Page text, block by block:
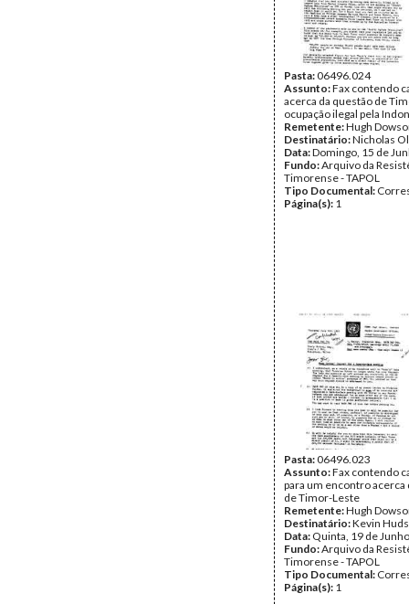
Pasta:06496.024
Assunto:Fax contendo
acerca da questão de
ocupação ilegal pela
Remetente:Hugh
Destinatário:Nicholas
Data:Domingo, 15 de
Fundo:Arquivo da
Timorense - TAPOL
Tipo Documental:
Página(s): 1
Pasta:06496.023
Assunto:Fax contendo
para um encontro acerca
de Timor-Leste
Remetente:Hugh
Destinatário:Kevin
Data: Quinta, 19 de
Fundo:Arquivo da
Timorense - TAPOL
Tipo Documental:
Página(s): 1